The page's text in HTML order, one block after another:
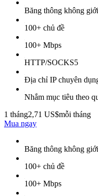
Băng thông không
100+ chủ đề
100+ Mbps
HTTP/SOCKS5
Địa chỉ IP chuyên
Nhắm mục tiêu theo
1 tháng2,71 US$mỗi tháng
Mua ngay
Băng thông không
100+ chủ đề
100+ Mbps